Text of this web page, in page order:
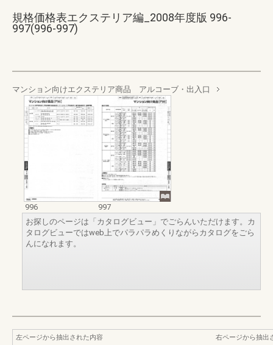
規格価格表エクステリア編_2008年度版 996-
997(996-997)
マンション向けエクステリア商品 アルコーブ・出入口
996
997
お探しのページは「カタログビュー」でごらんいただけます。カ
タログビューではweb上でパラパラめくりながらカタログをごら
んになれます。
左ページから抽出された内容
右ページから抽出